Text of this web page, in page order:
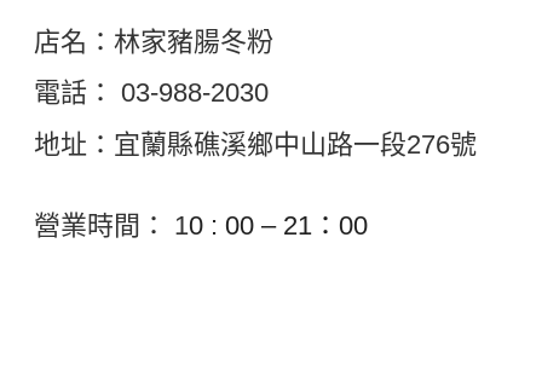
店名：林家豬腸冬粉
電話： 03-988-2030
地址：宜蘭縣礁溪鄉中山路一段276號
營業時間： 10 : 00 – 21：00